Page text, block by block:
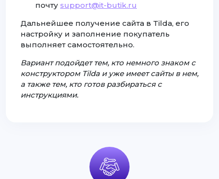
почту support@it-butik.ru
Дальнейшее получение сайта в Tilda, его
настройку и заполнение покупатель
выполняет самостоятельно.
Вариант подойдет тем, кто немного знаком с
конструктором Tilda и уже имеет сайты в нем,
а также тем, кто готов разбираться с
инструкциями.